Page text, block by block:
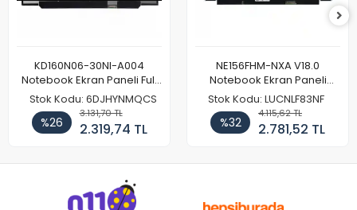
KD160N06-30NI-A004
Notebook Ekran Paneli Full
HD
Stok Kodu: 6DJHYNMQCS
%26
3.131,70 TL
2.319,74 TL
NE156FHM-NXA V18.0
Notebook Ekran Paneli
144Hz
Stok Kodu: LUCNLF83NF
%32
4.115,62 TL
2.781,52 TL